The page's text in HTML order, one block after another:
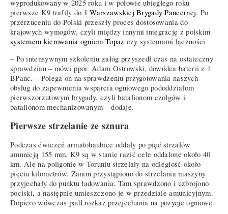
wyprodukowany w 2025 roku i w połowie ubiegłego roku
pierwsze K9 trafiły do 1 Warszawskiej Brygady Pancernej. Po
przerzuceniu do Polski przeszły proces dostosowania do
krajowych wymogów, czyli między innymi integrację z polskim
systemem kierowania ogniem Topaz czy systemami łączności.
– Po intensywnym szkoleniu załóg przyszedł czas na ostateczny
sprawdzian – mówi ppor. Adam Ostrowski, dowódca baterii z 1
BPanc. – Polega on na sprawdzeniu przygotowania naszych
obsług do zapewnienia wsparcia ogniowego pododdziałom
pierwszorzutowym brygady, czyli batalionom czołgów i
batalionom mechanizowanym – dodaje.
Pierwsze strzelanie ze sznura
Podczas ćwiczeń armatohaubice oddały po pięć strzałów
amunicją 155 mm. K9 są w stanie razić cele oddalone około 40
km. Ale na poligonie w Toruniu strzelały na odległość około
pięciu kilometrów. Zanim przystąpiono do strzelania maszyny
przyjechały do punktu ładowania. Tam sprawdzono i uzbrojono
pociski, a następnie umieszczono je w przedziale amunicyjnym.
Dopiero wówczas padł rozkaz przejechania na pozycje ogniowe.